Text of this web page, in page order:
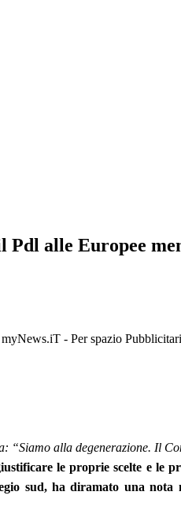
Pdl alle Europee
myNews.iT - Per spazio
“Siamo alla degenerazione. Il
le proprie scelte e le
sud, ha diramato una